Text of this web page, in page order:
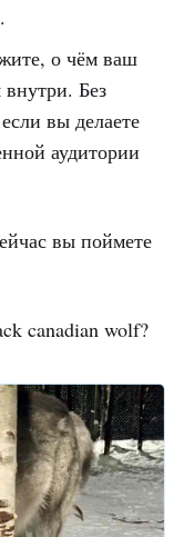
о чём ваш
внутри. Без
вы делаете
аудитории
вы поймете
canadian wolf?